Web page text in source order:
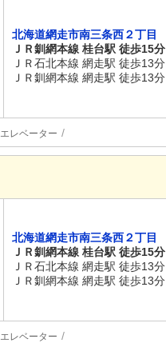
北海道網走市南三条西２丁目
ＪＲ釧網本線 桂台駅 徒歩15分
ＪＲ石北本線 網走駅 徒歩13分
ＪＲ釧網本線 網走駅 徒歩13分
エレベーター
北海道網走市南三条西２丁目
ＪＲ釧網本線 桂台駅 徒歩15分
ＪＲ石北本線 網走駅 徒歩13分
ＪＲ釧網本線 網走駅 徒歩13分
エレベーター